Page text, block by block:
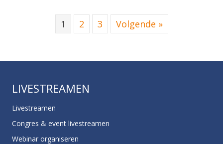
1 2 3 Volgende »
LIVESTREAMEN
Livestreamen
Congres & event livestreamen
Webinar organiseren